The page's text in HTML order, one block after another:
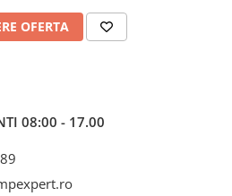
OFERTA
08:00 - 17.00